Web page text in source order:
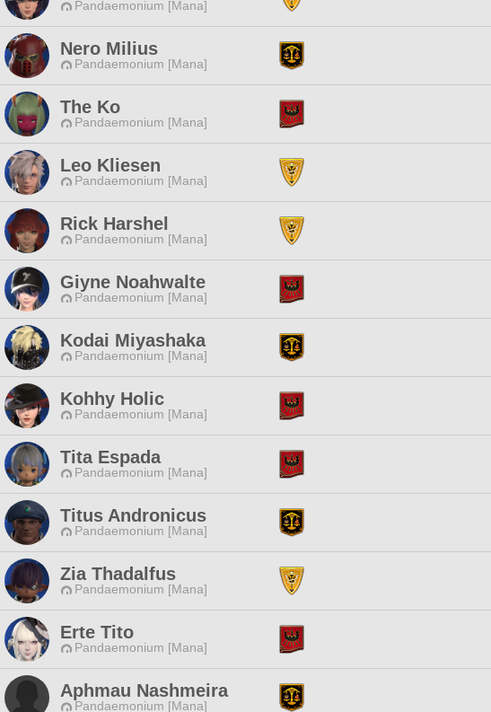
Pandaemonium [Mana]
Nero Milius
Pandaemonium [Mana]
The Ko
Pandaemonium [Mana]
Leo Kliesen
Pandaemonium [Mana]
Rick Harshel
Pandaemonium [Mana]
Giyne Noahwalte
Pandaemonium [Mana]
Kodai Miyashaka
Pandaemonium [Mana]
Kohhy Holic
Pandaemonium [Mana]
Tita Espada
Pandaemonium [Mana]
Titus Andronicus
Pandaemonium [Mana]
Zia Thadalfus
Pandaemonium [Mana]
Erte Tito
Pandaemonium [Mana]
Aphmau Nashmeira
Pandaemonium [Mana]